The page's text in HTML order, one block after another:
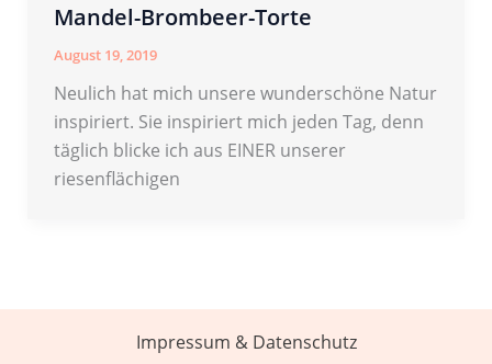
Mandel-Brombeer-Torte
August 19, 2019
Neulich hat mich unsere wunderschöne Natur
inspiriert. Sie inspiriert mich jeden Tag, denn
täglich blicke ich aus EINER unserer
riesenflächigen
Impressum & Datenschutz